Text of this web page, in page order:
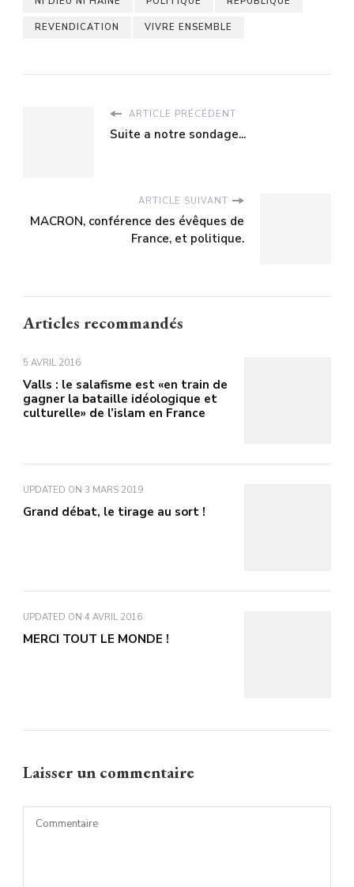
REVENDICATION VIVRE ENSEMBLE
ARTICLE PRÉCÉDENT
Suite a notre sondage...
ARTICLE SUIVANT
MACRON, conférence des évêques de
France, et politique.
Articles recommandés
5 AVRIL 2016
Valls : le salafisme est «en train de
gagner la bataille idéologique et
culturelle» de l’islam en France
UPDATED ON 3 MARS 2019
Grand débat, le tirage au sort !
UPDATED ON 4 AVRIL 2016
MERCI TOUT LE MONDE !
Laisser un commentaire